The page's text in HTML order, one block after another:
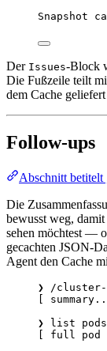
Snapshot
Der Issues-Block
Die Fußzeile teilt
dem Cache
Follow-ups
Abschnitt betitelt
Die
bewusst weg,
sehen möchtest —
gecachten JSON-
Agent den Cache
❯ /cluster-
[
❯ list pods
[ full pod